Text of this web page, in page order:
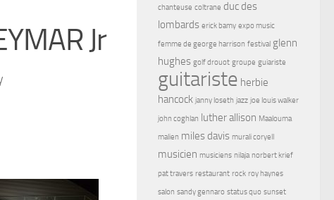
Jr
chanteuse coltrane duc des
lombards erick bamy expo music
femme de george harrison festival glenn
hughes golf drouot groupe guiariste
guitariste herbie
hancock janny loseth jazz joe louis walker
john coghlan luther allison Maalouma
malien miles davis murali coryell
musicien musiciens nilaja norbert krief
pat travers restaurant rock roy haynes
salon sandy gennaro status quo sunset